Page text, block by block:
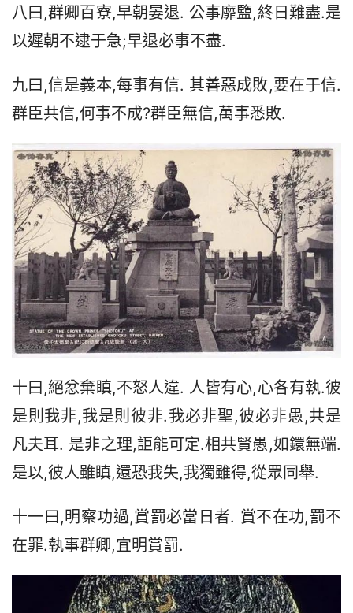
八曰,群卿百寮,早朝晏退. 公事靡盬,終日難盡.是
以遲朝不逮于急;早退必事不盡.
九曰,信是義本,每事有信. 其善惡成敗,要在于信.
群臣共信,何事不成?群臣無信,萬事悉敗.
十曰,絕忿棄瞋,不怒人違. 人皆有心,心各有執.彼
是則我非,我是則彼非.我必非聖,彼必非愚,共是
凡夫耳. 是非之理,詎能可定.相共賢愚,如鐶無端.
是以,彼人雖瞋,還恐我失,我獨雖得,從眾同舉.
十一曰,明察功過,賞罰必當日者. 賞不在功,罰不
在罪.執事群卿,宜明賞罰.